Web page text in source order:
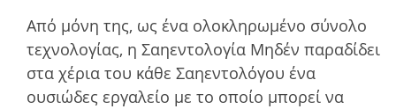
Από μόνη της, ως ένα ολοκληρωμένο σύνολο
τεχνολογίας, η Σαηεντολογία Μηδέν παραδίδει
στα χέρια του κάθε Σαηεντολόγου ένα
ουσιώδες εργαλείο με το οποίο μπορεί να